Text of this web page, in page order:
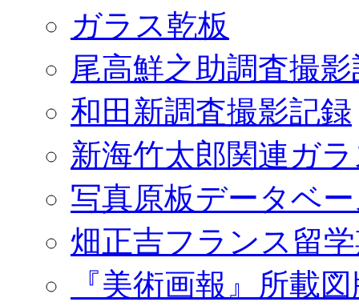
ガラス乾板
尾高鮮之助調査撮
和田新調査撮影記録
新海竹太郎関連ガ
写真原板データベ
畑正吉フランス留
『美術画報』所載